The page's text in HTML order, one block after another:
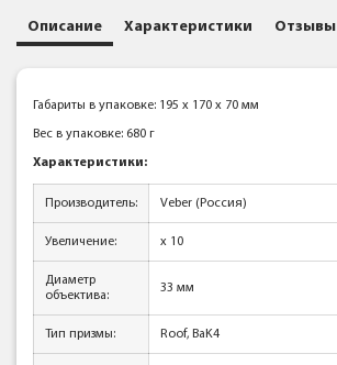
Описание Характеристики Отзывы
Габариты в упаковке: 195 x 170 x 70 мм
Вес в упаковке: 680 г
Характеристики:
Производитель: Veber (Россия)
Увеличение: x 10
Диаметр
объектива:
33 мм
Тип призмы: Roof, BaK4